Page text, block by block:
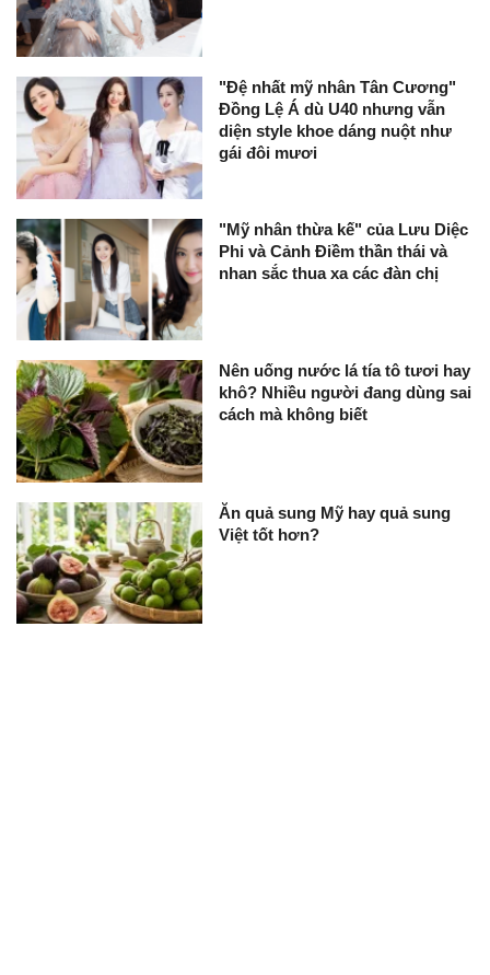
"Đệ nhất mỹ nhân Tân Cương"
Đồng Lệ Á dù U40 nhưng vẫn
diện style khoe dáng nuột như
gái đôi mươi
"Mỹ nhân thừa kế" của Lưu Diệc
Phi và Cảnh Điềm thần thái và
nhan sắc thua xa các đàn chị
Nên uống nước lá tía tô tươi hay
khô? Nhiều người đang dùng sai
cách mà không biết
Ăn quả sung Mỹ hay quả sung
Việt tốt hơn?